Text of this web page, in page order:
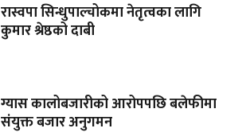
रास्वपा सिन्धुपाल्चोकमा नेतृत्वका लागि
कुमार श्रेष्ठको दाबी
ग्यास कालोबजारीको आरोपपछि बलेफीमा
संयुक्त बजार अनुगमन